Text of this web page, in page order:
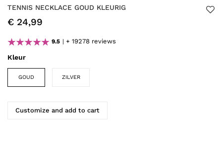
TENNIS NECKLACE GOUD KLEURIG
Kleur
GOUD ZILVER
9.5 + 19278 reviews
€ 24,99
Customize and add to cart